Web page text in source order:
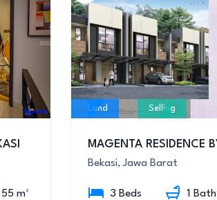
55 m²
Land Selling
Bekasi, Jawa Barat
3 Beds 1 Bath